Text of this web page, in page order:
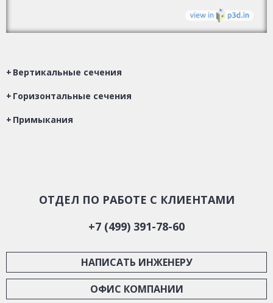
Вертикальные сечения
Горизонтальные сечения
Примыкания
ОТДЕЛ ПО РАБОТЕ С КЛИЕНТАМИ
+7 (499) 391-78-60
НАПИСАТЬ ИНЖЕНЕРУ
ОФИС КОМПАНИИ